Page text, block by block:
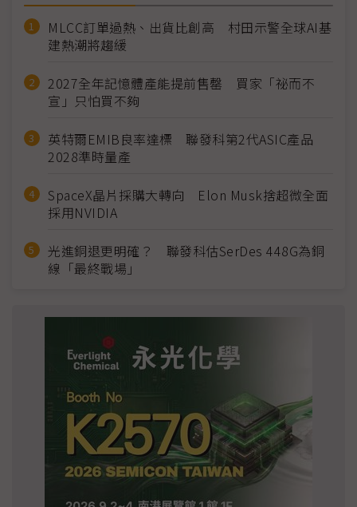
MLCC訂單過熱、出貨比創高 村田示警全球AI基
建熱潮將趨緩
2027全年記憶體產能提前售罄 買家「祕而不
宣」只怕買不夠
英特爾EMIB良率達標 聯發科第2代ASIC產品
2028準時量產
SpaceX晶片採購大轉向 Elon Musk捨超微全面
採用NVIDIA
光進銅退更明確？ 聯發科估SerDes 448G為銅
線「最終戰場」